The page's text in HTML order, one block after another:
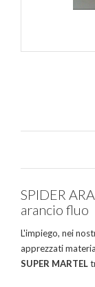
SPIDER
arancio fluo
L'impiego, nei
apprezzati
SUPER MARTEL